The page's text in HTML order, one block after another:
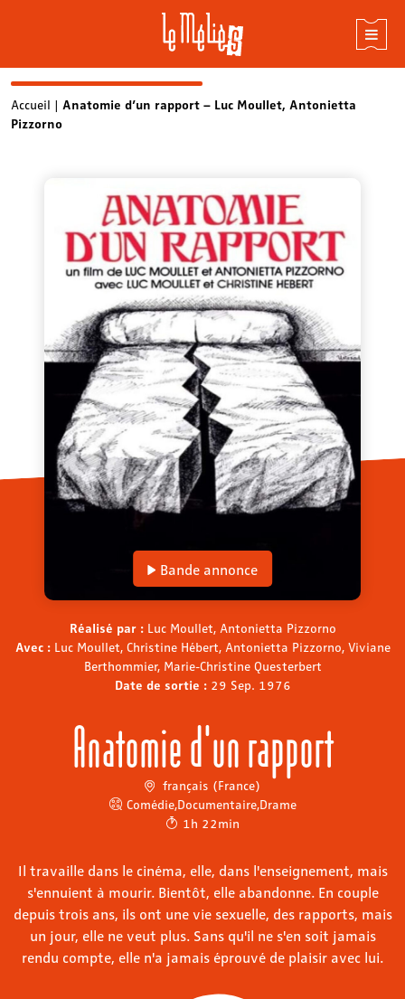
Skip
to
Accueil | Anatomie d’un rapport – Luc Moullet, Antonietta
Pizzorno
Bande annonce
Réalisé par : Luc Moullet, Antonietta Pizzorno
Avec : Luc Moullet, Christine Hébert, Antonietta Pizzorno, Viviane
Berthommier, Marie-Christine Questerbert
Date de sortie : 29 Sep. 1976
Anatomie d'un rapport
français (France)
Comédie,Documentaire,Drame
1h 22min
Il travaille dans le cinéma, elle, dans l'enseignement, mais
s'ennuient à mourir. Bientôt, elle abandonne. En couple
depuis trois ans, ils ont une vie sexuelle, des rapports, mais
un jour, elle ne veut plus. Sans qu'il ne s'en soit jamais
rendu compte, elle n'a jamais éprouvé de plaisir avec lui.